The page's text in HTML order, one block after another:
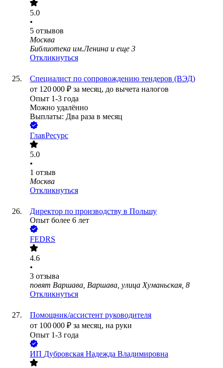
5.0
•
5 отзывов
Москва
Библиотека им.Ленина и еще 3
Откликнуться
Специалист по сопровождению тендеров (ВЭД)
от 120 000 ₽ за месяц, до вычета налогов
Опыт 1-3 года
Можно удалённо
Выплаты: Два раза в месяц
ГлавРесурс
5.0
•
1 отзыв
Москва
Откликнуться
Директор по производству в Польшу
Опыт более 6 лет
FEDRS
4.6
•
3 отзыва
повят Варшава, Варшава, улица Хуманьская, 8
Откликнуться
Помощник/ассистент руководителя
от 100 000 ₽ за месяц, на руки
Опыт 1-3 года
ИП Дубровская Надежда Владимировна